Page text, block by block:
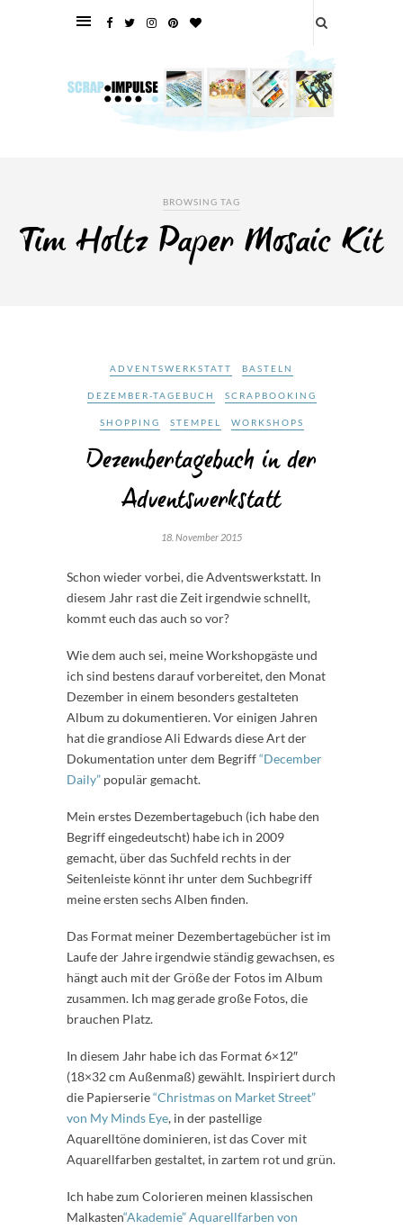
BROWSING TAG
Tim Holtz Paper Mosaic Kit
ADVENTSWERKSTATT BASTELN
DEZEMBER-TAGEBUCH SCRAPBOOKING
SHOPPING STEMPEL WORKSHOPS
Dezembertagebuch in der
Adventswerkstatt
18. November 2015
Schon wieder vorbei, die Adventswerkstatt. In
diesem Jahr rast die Zeit irgendwie schnellt,
kommt euch das auch so vor?
Wie dem auch sei, meine Workshopgäste und
ich sind bestens darauf vorbereitet, den Monat
Dezember in einem besonders gestalteten
Album zu dokumentieren. Vor einigen Jahren
hat die grandiose Ali Edwards diese Art der
Dokumentation unter dem Begriff“December
Daily” populär gemacht.
Mein erstes Dezembertagebuch (ich habe den
Begriff eingedeutscht) habe ich in 2009
gemacht, über das Suchfeld rechts in der
Seitenleiste könnt ihr unter dem Suchbegriff
meine ersten sechs Alben finden.
Das Format meiner Dezembertagebücher ist im
Laufe der Jahre irgendwie ständig gewachsen, es
hängt auch mit der Größe der Fotos im Album
zusammen. Ich mag gerade große Fotos, die
brauchen Platz.
In diesem Jahr habe ich das Format 6×12″
(18×32 cm Außenmaß) gewählt. Inspiriert durch
die Papierserie“Christmas on Market Street”
von My Minds Eye, in der pastellige
Aquarelltöne dominieren, ist das Cover mit
Aquarellfarben gestaltet, in zartem rot und grün.
Ich habe zum Colorieren meinen klassischen
Malkasten“Akademie” Aquarellfarben von